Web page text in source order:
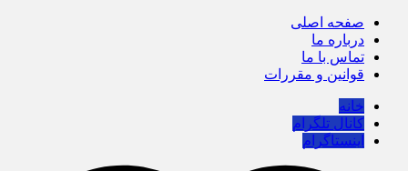
صفحه اصلی
درباره ما
تماس با ما
قوانین و مقررات
خانه
کانال تلگرام
اینستاگرام